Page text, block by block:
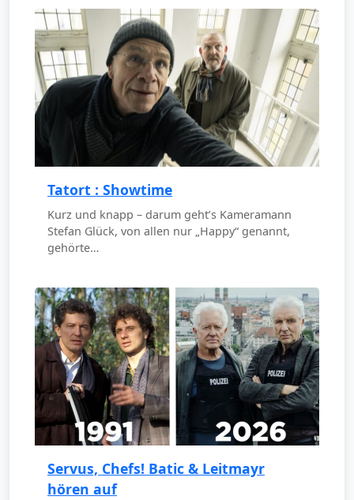
Tatort : Showtime
Kurz und knapp – darum geht’s Kameramann
Stefan Glück, von allen nur „Happy“ genannt,
gehörte…
Servus, Chefs! Batic & Leitmayr
hören auf